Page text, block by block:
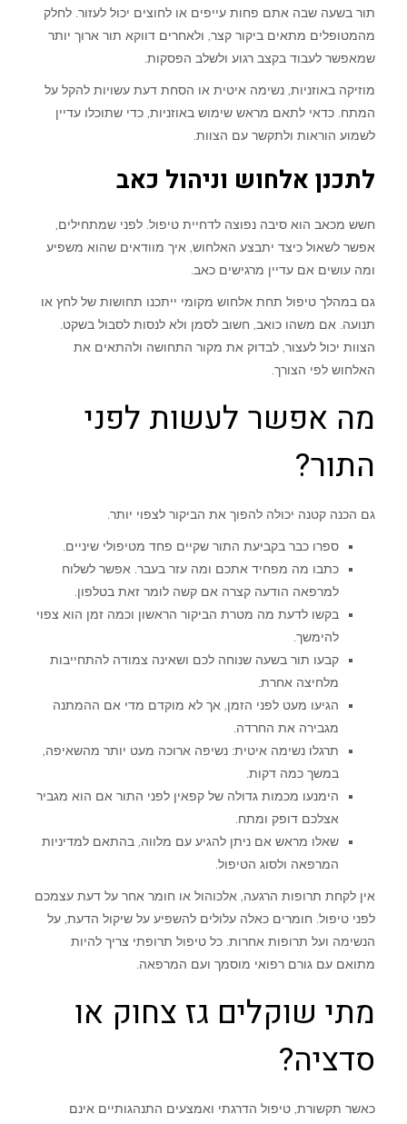
תור בשעה שבה אתם פחות עייפים או לחוצים יכול לעזור. לחלק
מהמטופלים מתאים ביקור קצר, ולאחרים דווקא תור ארוך יותר
שמאפשר לעבוד בקצב רגוע ולשלב הפסקות.
מוזיקה באוזניות, נשימה איטית או הסחת דעת עשויות להקל על
המתח. כדאי לתאם מראש שימוש באוזניות, כדי שתוכלו עדיין
לשמוע הוראות ולתקשר עם הצוות.
לתכנן אלחוש וניהול כאב
חשש מכאב הוא סיבה נפוצה לדחיית טיפול. לפני שמתחילים,
אפשר לשאול כיצד יתבצע האלחוש, איך מוודאים שהוא משפיע
ומה עושים אם עדיין מרגישים כאב.
גם במהלך טיפול תחת אלחוש מקומי ייתכנו תחושות של לחץ או
תנועה. אם משהו כואב, חשוב לסמן ולא לנסות לסבול בשקט.
הצוות יכול לעצור, לבדוק את מקור התחושה ולהתאים את
האלחוש לפי הצורך.
מה אפשר לעשות לפני
התור?
גם הכנה קטנה יכולה להפוך את הביקור לצפוי יותר.
ספרו כבר בקביעת התור שקיים פחד מטיפולי שיניים.
כתבו מה מפחיד אתכם ומה עזר בעבר. אפשר לשלוח
למרפאה הודעה קצרה אם קשה לומר זאת בטלפון.
בקשו לדעת מה מטרת הביקור הראשון וכמה זמן הוא צפוי
להימשך.
קבעו תור בשעה שנוחה לכם ושאינה צמודה להתחייבות
מלחיצה אחרת.
הגיעו מעט לפני הזמן, אך לא מוקדם מדי אם ההמתנה
מגבירה את החרדה.
תרגלו נשימה איטית: נשיפה ארוכה מעט יותר מהשאיפה,
במשך כמה דקות.
הימנעו מכמות גדולה של קפאין לפני התור אם הוא מגביר
אצלכם דופק ומתח.
שאלו מראש אם ניתן להגיע עם מלווה, בהתאם למדיניות
המרפאה ולסוג הטיפול.
אין לקחת תרופות הרגעה, אלכוהול או חומר אחר על דעת עצמכם
לפני טיפול. חומרים כאלה עלולים להשפיע על שיקול הדעת, על
הנשימה ועל תרופות אחרות. כל טיפול תרופתי צריך להיות
מתואם עם גורם רפואי מוסמך ועם המרפאה.
מתי שוקלים גז צחוק או
סדציה?
כאשר תקשורת, טיפול הדרגתי ואמצעים התנהגותיים אינם